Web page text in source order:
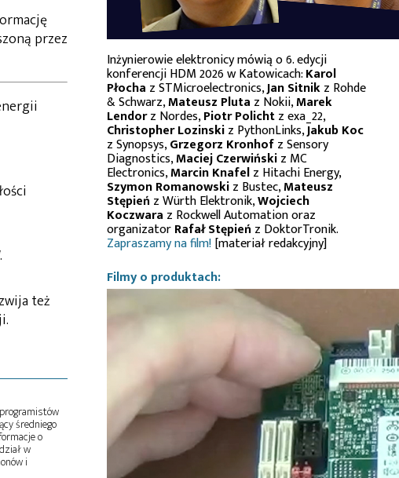
przez
też
średniego
o
w
i
Inżynierowie elektronicy mówią o 6. edycji
konferencji HDM 2026 w Katowicach:Karol
Płocha z STMicroelectronics,Jan Sitnikz Rohde
& Schwarz,Mateusz Pluta z Nokii,Marek
Lendorz Nordes,Piotr Polichtz exa_22,
Christopher Lozinskiz PythonLinks,Jakub Koc
z Synopsys,Grzegorz Kronhofz Sensory
Diagnostics,Maciej Czerwińskiz MC
Electronics,Marcin Knafelz Hitachi Energy,
Szymon Romanowskiz Bustec,Mateusz
Stępień z Würth Elektronik,Wojciech
Koczwara z Rockwell Automation oraz
organizatorRafał Stępień z DoktorTronik.
Zapraszamy na film![materiał redakcyjny]
Filmy o produktach: